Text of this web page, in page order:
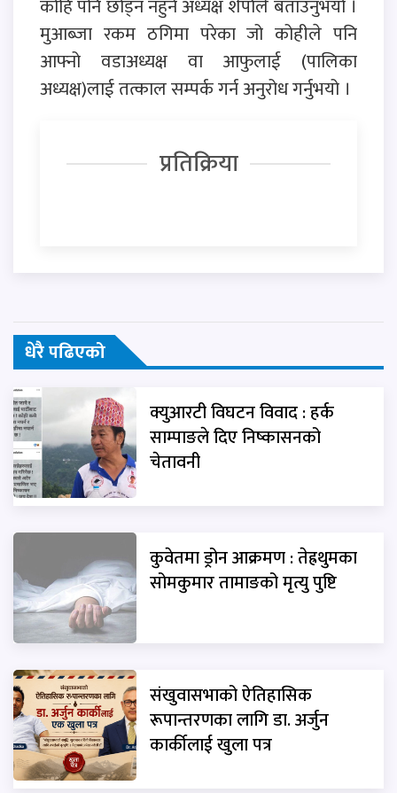
कोहि पनि छोड्न नहुने अध्यक्ष शेर्पाले बताउनुभयो ।
मुआब्जा रकम ठगिमा परेका जो कोहीले पनि
आफ्नो वडाअध्यक्ष वा आफुलाई (पालिका
अध्यक्ष)लाई तत्काल सम्पर्क गर्न अनुरोध गर्नुभयो ।
प्रतिक्रिया
धेरै पढिएको
क्युआरटी विघटन विवाद : हर्क
साम्पाङले दिए निष्कासनको
चेतावनी
कुवेतमा ड्रोन आक्रमण : तेह्रथुमका
सोमकुमार तामाङको मृत्यु पुष्टि
संखुवासभाको ऐतिहासिक
रूपान्तरणका लागि डा. अर्जुन
कार्कीलाई खुला पत्र